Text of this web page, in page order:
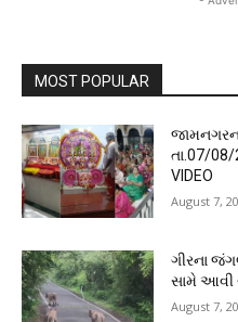
MOST POPULAR
તા.07/08/
VIDEO
August 7,
ગીરના
સામે આવી
August 7,